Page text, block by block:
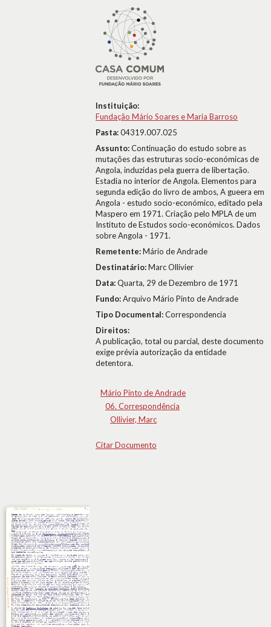
Instituição:
Fundação Mário Soares e Maria Barroso
Pasta:04319.007.025
Assunto:Continuação do estudo sobre as
mutações das estruturas socio-económicas de
Angola, induzidas pela guerra de libertação.
Estadia no interior de Angola. Elementos para
segunda edição do livro de ambos, A gueera em
Angola - estudo socio-económico, editado pela
Maspero em 1971. Criação pelo MPLA de um
Instituto de Estudos socio-económicos. Dados
sobre Angola - 1971.
Remetente:Mário de Andrade
Destinatário:Marc Ollivier
Data:Quarta, 29 de Dezembro de 1971
Fundo:Arquivo Mário Pinto de Andrade
Tipo Documental:Correspondencia
Direitos:
A publicação, total ou parcial, deste documento
exige prévia autorização da entidade
detentora.
Mário Pinto de Andrade
06. Correspondência
Ollivier, Marc
Citar Documento